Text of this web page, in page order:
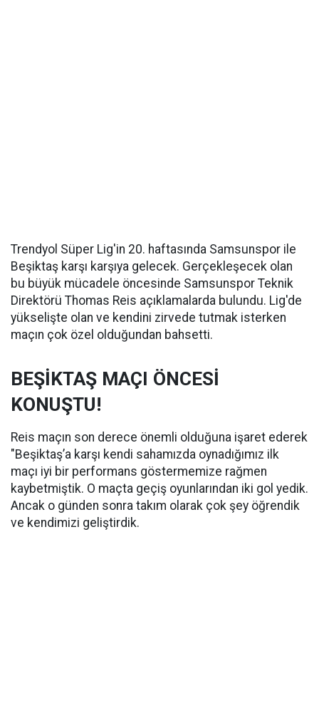
Trendyol Süper Lig'in 20. haftasında Samsunspor ile
Beşiktaş karşı karşıya gelecek. Gerçekleşecek olan
bu büyük mücadele öncesinde Samsunspor Teknik
Direktörü Thomas Reis açıklamalarda bulundu. Lig'de
yükselişte olan ve kendini zirvede tutmak isterken
maçın çok özel olduğundan bahsetti.
BEŞİKTAŞ MAÇI ÖNCESİ
KONUŞTU!
Reis maçın son derece önemli olduğuna işaret ederek
"Beşiktaş’a karşı kendi sahamızda oynadığımız ilk
maçı iyi bir performans göstermemize rağmen
kaybetmiştik. O maçta geçiş oyunlarından iki gol yedik.
Ancak o günden sonra takım olarak çok şey öğrendik
ve kendimizi geliştirdik.